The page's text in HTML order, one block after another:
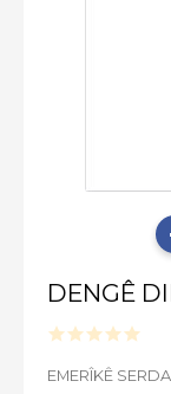
DENGÊ
EMERÎKÊ